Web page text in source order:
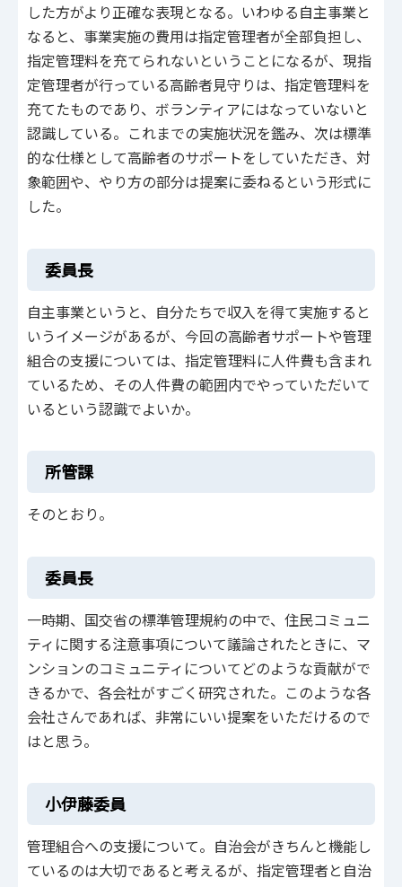
した方がより正確な表現となる。いわゆる自主事業と
なると、事業実施の費用は指定管理者が全部負担し、
指定管理料を充てられないということになるが、現指
定管理者が行っている高齢者見守りは、指定管理料を
充てたものであり、ボランティアにはなっていないと
認識している。これまでの実施状況を鑑み、次は標準
的な仕様として高齢者のサポートをしていただき、対
象範囲や、やり方の部分は提案に委ねるという形式に
した。
委員長
自主事業というと、自分たちで収入を得て実施すると
いうイメージがあるが、今回の高齢者サポートや管理
組合の支援については、指定管理料に人件費も含まれ
ているため、その人件費の範囲内でやっていただいて
いるという認識でよいか。
所管課
そのとおり。
委員長
一時期、国交省の標準管理規約の中で、住民コミュニ
ティに関する注意事項について議論されたときに、マ
ンションのコミュニティについてどのような貢献がで
きるかで、各会社がすごく研究された。このような各
会社さんであれば、非常にいい提案をいただけるので
はと思う。
小伊藤委員
管理組合への支援について。自治会がきちんと機能し
ているのは大切であると考えるが、指定管理者と自治